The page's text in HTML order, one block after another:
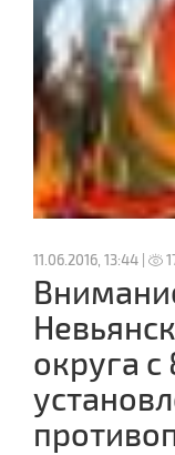
11.06.2016, 13:44 |
округа